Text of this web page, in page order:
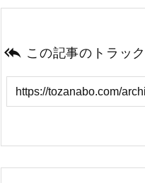
 この記事のトラッ